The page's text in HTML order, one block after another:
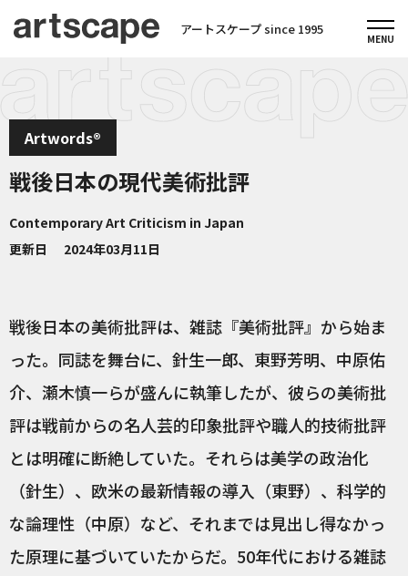
アートスケープ since 1995
Artwords®
戦後日本の現代美術批評
Contemporary Art Criticism in Japan
更新日
2024年03月11日
戦後日本の美術批評は、雑誌『美術批評』から始ま
った。同誌を舞台に、針生一郎、東野芳明、中原佑
介、瀬木慎一らが盛んに執筆したが、彼らの美術批
評は戦前からの名人芸的印象批評や職人的技術批評
とは明確に断絶していた。それらは美学の政治化
（針生）、欧米の最新情報の導入（東野）、科学的
な論理性（中原）など、それまでは見出し得なかっ
た原理に基づいていたからだ。50年代における雑誌